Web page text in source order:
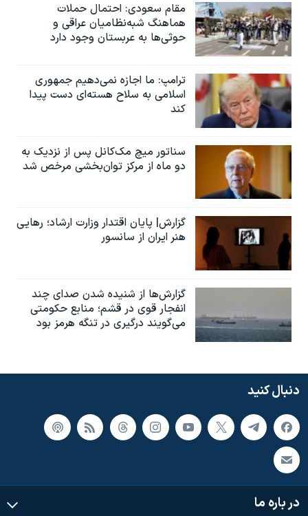
مقام سعودی: احتمال حملات
هماهنگ شبه‌نظامیان عراقی و
حوثی‌ها به عربستان وجود دارد
ترامپ: ما اجازه نمی‌دهیم جمهوری
اسلامی به سلاح هسته‌ای دست پیدا
کند
سناتور میچ مک‌کانل پس از نزدیک به
دو ماه از مرکز توان‌بخشی مرخص شد
گزارش| پایان اقتدار وزارت ارشاد؛ رهایی
هنر ایران از سانسور
گزارش‌ها از شنیده شدن صدای چند
انفجار قوی در قشم؛ منابع حکومتی
می‌گویند درگیری در تنگه هرمز بود
دنبال کنید
در باره ما